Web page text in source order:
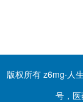
版权所有 z6mg·人
号，